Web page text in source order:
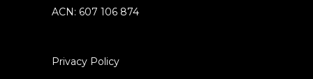
ACN: 607 106 874
Privacy Policy